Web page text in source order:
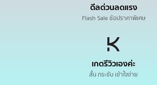
ดีลด่วนลดแรง
Flash Sale ช้อปราคาพิเศษ
เกดรีวิวเองค่ะ
สั้น กระชับ เข้าใจง่าย